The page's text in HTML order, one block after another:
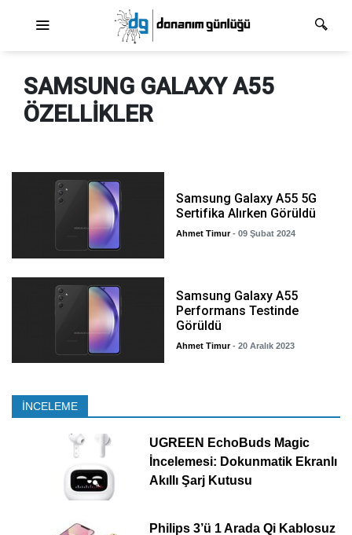
SAMSUNG GALAXY A55
ÖZELLIKLER
Samsung Galaxy A55 5G
Sertifika Alırken Görüldü
Ahmet Timur - 09 Şubat 2024
Samsung Galaxy A55
Performans Testinde
Görüldü
Ahmet Timur - 20 Aralık 2023
İNCELEME
UGREEN EchoBuds Magic
İncelemesi: Dokunmatik Ekranlı
Akıllı Şarj Kutusu
Philips 3’ü 1 Arada Qi Kablosuz